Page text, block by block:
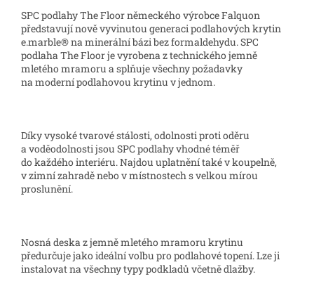
SPC podlahy The Floor německého výrobce Falquon
představují nově vyvinutou generaci podlahových krytin
e.marble® na minerální bázi bez formaldehydu. SPC
podlaha The Floor je vyrobena z technického jemně
mletého mramoru a splňuje všechny požadavky
na moderní podlahovou krytinu v jednom.
Díky vysoké tvarové stálosti, odolnosti proti oděru
a voděodolnosti jsou SPC podlahy vhodné téměř
do každého interiéru. Najdou uplatnění také v koupelně,
v zimní zahradě nebo v místnostech s velkou mírou
proslunění.
Nosná deska z jemně mletého mramoru krytinu
předurčuje jako ideální volbu pro podlahové topení. Lze ji
instalovat na všechny typy podkladů včetně dlažby.